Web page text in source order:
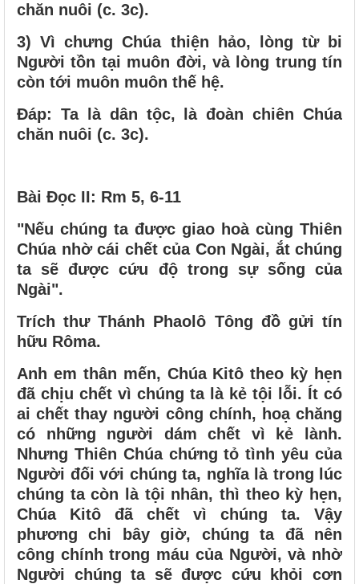
chăn nuôi (c. 3c).
3) Vì chưng Chúa thiện hảo, lòng từ bi
Người tồn tại muôn đời, và lòng trung tín
còn tới muôn muôn thế hệ.
Ðáp: Ta là dân tộc, là đoàn chiên Chúa
chăn nuôi (c. 3c).
Bài Ðọc II: Rm 5, 6-11
"Nếu chúng ta được giao hoà cùng Thiên
Chúa nhờ cái chết của Con Ngài, ắt chúng
ta sẽ được cứu độ trong sự sống của
Ngài".
Trích thư Thánh Phaolô Tông đồ gửi tín
hữu Rôma.
Anh em thân mến, Chúa Kitô theo kỳ hẹn
đã chịu chết vì chúng ta là kẻ tội lỗi. Ít có
ai chết thay người công chính, hoạ chăng
có những người dám chết vì kẻ lành.
Nhưng Thiên Chúa chứng tỏ tình yêu của
Người đối với chúng ta, nghĩa là trong lúc
chúng ta còn là tội nhân, thì theo kỳ hẹn,
Chúa Kitô đã chết vì chúng ta. Vậy
phương chi bây giờ, chúng ta đã nên
công chính trong máu của Người, và nhờ
Người chúng ta sẽ được cứu khỏi cơn